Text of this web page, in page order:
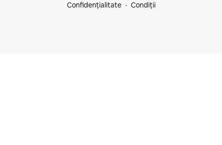
Confidențialitate
Condiții